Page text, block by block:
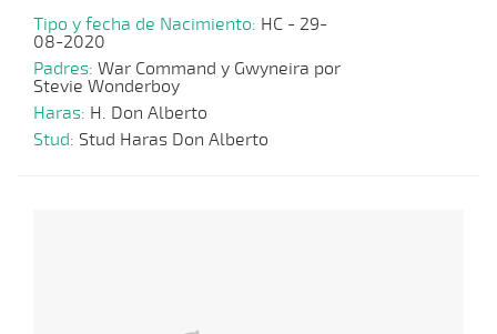
Tipo y fecha de Nacimiento: HC - 29-
08-2020
Padres: War Command y Gwyneira por
Stevie Wonderboy
Haras: H. Don Alberto
Stud: Stud Haras Don Alberto